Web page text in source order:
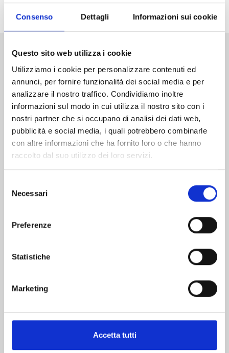
Consenso Dettagli Informazioni sui cookie
Questo sito web utilizza i cookie
Utilizziamo i cookie per personalizzare contenuti ed
annunci, per fornire funzionalità dei social media e per
analizzare il nostro traffico. Condividiamo inoltre
informazioni sul modo in cui utilizza il nostro sito con i
nostri partner che si occupano di analisi dei dati web,
pubblicità e social media, i quali potrebbero combinarle
con altre informazioni che ha fornito loro o che hanno
raccolto dal suo utilizzo dei loro servizi.
delNecessari
Preferenze
Statistiche
Marketing
Accetta tutti
questo feroce scontro tra luce e oscurità?!
Altri volumi della serie